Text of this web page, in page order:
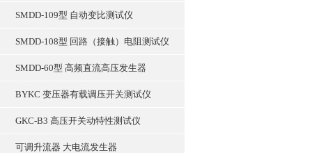
SMDD-109型 自动变比测试仪
SMDD-108型 回路（接触）电阻测试仪
SMDD-60型 高频直流高压发生器
BYKC 变压器有载调压开关测试仪
GKC-B3 高压开关动特性测试仪
可调升流器 大电流发生器